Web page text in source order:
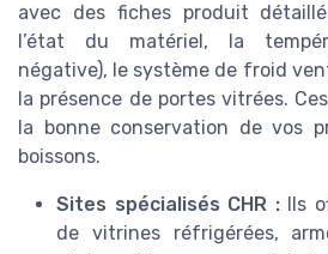
avec des fiches produit
l’état du matériel, la
négative), le système de froid
la présence de portes vitrées.
la bonne conservation de vos
boissons.
Sites spécialisés CHR :Ils
de vitrines réfrigérées,